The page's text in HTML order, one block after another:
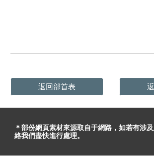
返回部首表
＊部份網頁素材來源取自于網路，如若有涉
絡我們盡快進行處理。